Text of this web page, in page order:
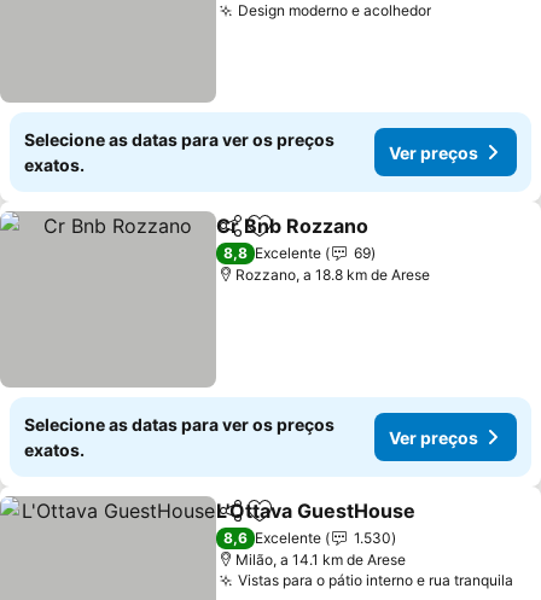
Design moderno e acolhedorVer preços
Selecione as datas para ver os preços
exatos.
Ver preços
PartilharAdicionar aos favoritos
Cr Bnb Rozzano
8,8 Excelente
69
Rozzano, a 18.8 km de Arese
Selecione as datas para ver os preços
exatos.
Ver preços
PartilharAdicionar aos favoritos
L'Ottava GuestHouse
8,6 Excelente
1.530
Milão, a 14.1 km de Arese
Vistas para o pátio interno e rua tranquila